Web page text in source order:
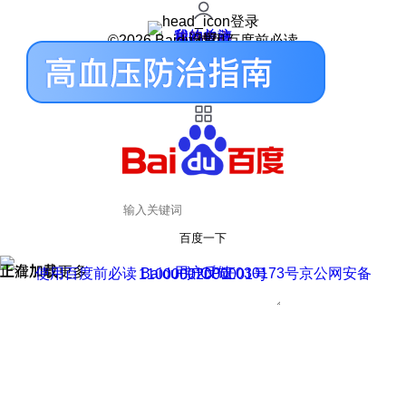
登录
我的关注
我的收藏
皮肤中心
用户反馈
设置
©2026 Baidu 使用百度前必读
百度一下
正在加载
上滑加载更多 用户反馈
使用百度前必读 Baidu 京ICP证030173号
京公网安备11000002000001号